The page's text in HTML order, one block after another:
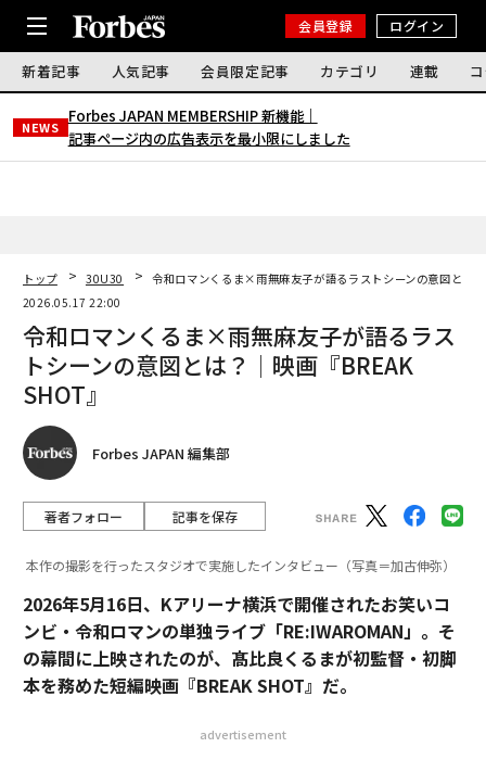
会員登録 ログイン
新着記事 人気記事 会員限定記事 カテゴリ 連載
NEWS
Forbes JAPAN MEMBERSHIP 新機能｜
記事ページ内の広告表示を最小限にしました
トップ 30U30
令和ロマンくるま×雨無麻友子が語るラストシーンの意図とは
2026.05.17 22:00
令和ロマンくるま×雨無麻友子が語るラス
トシーンの意図とは？│映画『BREAK
SHOT』
Forbes JAPAN 編集部
著者フォロー 記事を保存
本作の撮影を行ったスタジオで実施したインタビュー（写真＝加古伸弥）
2026年5月16日、Kアリーナ横浜で開催されたお笑いコ
ンビ・令和ロマンの単独ライブ「RE:IWAROMAN」。そ
の幕間に上映されたのが、髙比良くるまが初監督・初脚
本を務めた短編映画『BREAK SHOT』だ。
advertisement